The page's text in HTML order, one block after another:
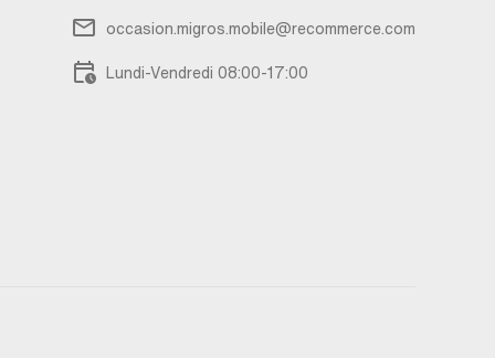
occasion.migros.mobile@recommerce.com
Lundi-Vendredi 08:00-17:00